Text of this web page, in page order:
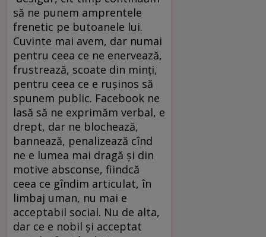
să ne punem amprentele
frenetic pe butoanele lui.
Cuvinte mai avem, dar numai
pentru ceea ce ne enervează,
frustrează, scoate din minți,
pentru ceea ce e rușinos să
spunem public. Facebook ne
lasă să ne exprimăm verbal, e
drept, dar ne blochează,
bannează, penalizează cînd
ne e lumea mai dragă și din
motive absconse, fiindcă
ceea ce gîndim articulat, în
limbaj uman, nu mai e
acceptabil social. Nu de alta,
dar ce e nobil și acceptat